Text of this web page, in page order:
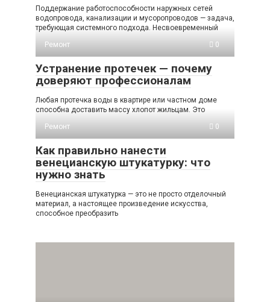
Поддержание работоспособности наружных сетей
водопровода, канализации и мусоропроводов — задача,
требующая системного подхода. Несвоевременный
Ремонт
0
Устранение протечек — почему
доверяют профессионалам
Любая протечка воды в квартире или частном доме
способна доставить массу хлопот жильцам. Это
Ремонт
0
Как правильно нанести
венецианскую штукатурку: что
нужно знать
Венецианская штукатурка — это не просто отделочный
материал, а настоящее произведение искусства,
способное преобразить